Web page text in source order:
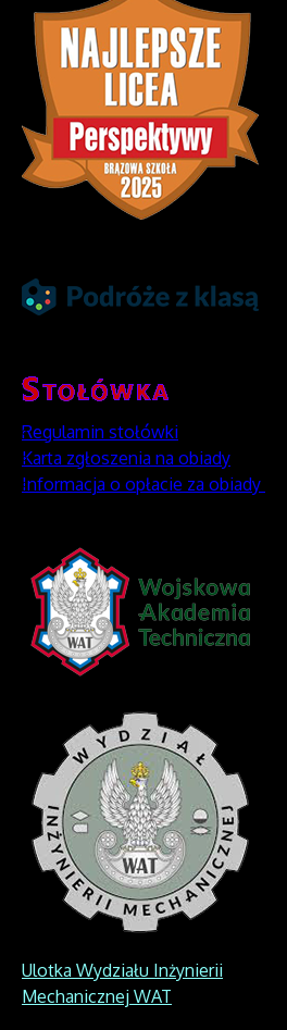
Regulamin stołówki
Karta zgłoszenia na obiady
Informacja o opłacie za obiady
Ulotka Wydziału Inżynierii
Mechanicznej WAT